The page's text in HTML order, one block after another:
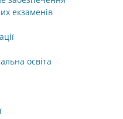
екзаменів
освіта